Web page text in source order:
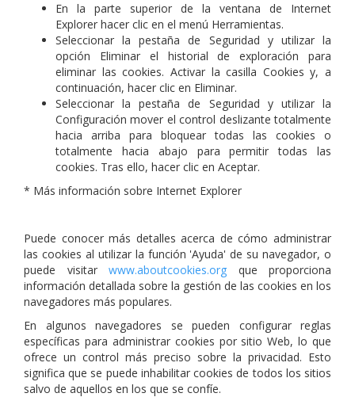
En la parte superior de la ventana de Internet
Explorer hacer clic en el menú Herramientas.
Seleccionar la pestaña de Seguridad y utilizar la
opción Eliminar el historial de exploración para
eliminar las cookies. Activar la casilla Cookies y, a
continuación, hacer clic en Eliminar.
Seleccionar la pestaña de Seguridad y utilizar la
Configuración mover el control deslizante totalmente
hacia arriba para bloquear todas las cookies o
totalmente hacia abajo para permitir todas las
cookies. Tras ello, hacer clic en Aceptar.
* Más información sobre Internet Explorer
Puede conocer más detalles acerca de cómo administrar
las cookies al utilizar la función 'Ayuda' de su navegador, o
puede visitar www.aboutcookies.org que proporciona
información detallada sobre la gestión de las cookies en los
navegadores más populares.
En algunos navegadores se pueden configurar reglas
específicas para administrar cookies por sitio Web, lo que
ofrece un control más preciso sobre la privacidad. Esto
significa que se puede inhabilitar cookies de todos los sitios
salvo de aquellos en los que se confíe.